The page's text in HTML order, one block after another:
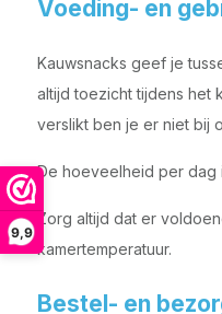
9,9
Voeding- en
Kauwsnacks geef je
altijd toezicht tijdens het
verslikt ben je er niet bij
De hoeveelheid per dag
Zorg altijd dat er
kamertemperatuur.
Bestel- en